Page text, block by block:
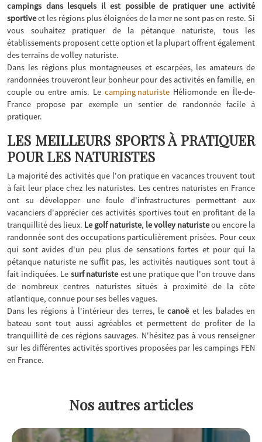
campings dans lesquels il est possible de pratiquer une activité
sportiveet les régions plus éloignées de la mer ne sont pas en reste. Si
vous souhaitez pratiquer de la pétanque naturiste, tous les
établissements proposent cette option et la plupart offrent également
des terrains de volley naturiste.
Dans les régions plus montagneuses et escarpées, les amateurs de
randonnées trouveront leur bonheur pour des activités en famille, en
couple ou entre amis. Le camping naturiste Héliomonde en Île-de-
France propose par exemple un sentier de randonnée facile à
pratiquer.
LES MEILLEURS SPORTS À PRATIQUER
POUR LES NATURISTES
La majorité des activités que l'on pratique en vacances trouvent tout
à fait leur place chez les naturistes. Les centres naturistes en France
ont su développer une foule d'infrastructures permettant aux
vacanciers d'apprécier ces activités sportives tout en profitant de la
tranquillité des lieux. Le golf naturiste, le volley naturisteou encore la
randonnée sont des occupations particulièrement prisées. Pour ceux
qui sont avides d'un peu plus de sensations fortes et pour qui la
pétanque naturiste ne suffit pas, les activités nautiques sont tout à
fait indiquées. Le surf naturiste est une pratique que l'on trouve dans
de nombreux centres naturistes situés à proximité de la côte
atlantique, connue pour ses belles vagues.
Dans les régions à l'intérieur des terres, lecanoë et les balades en
bateau sont tout aussi agréables et permettent de profiter de la
tranquillité de ces régions sauvages. N'hésitez pas à vous renseigner
sur les différentes activités sportives proposées par les campings FEN
en France.
Nos autres articles